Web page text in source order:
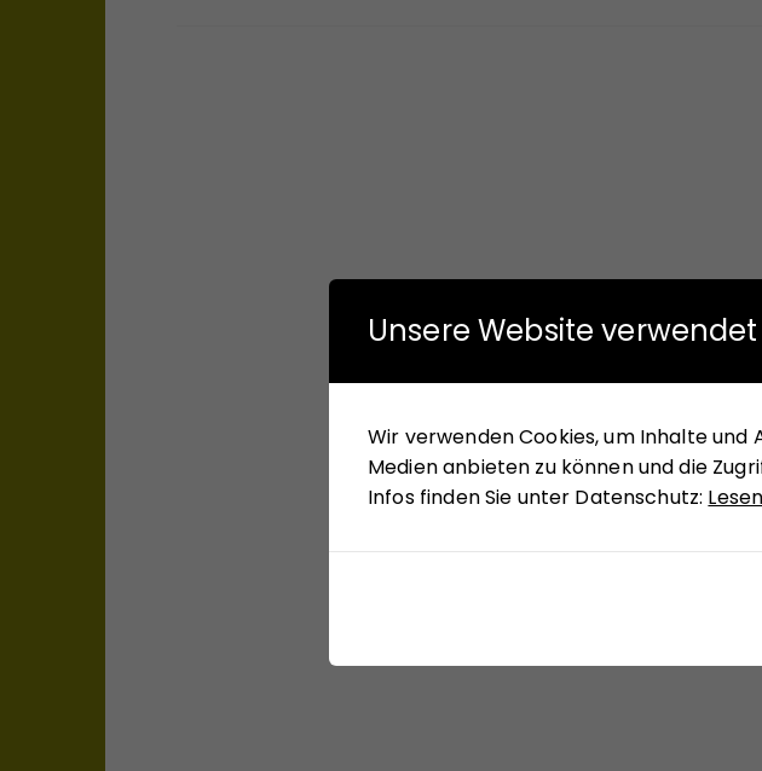
Unsere Website
Wir verwenden Cookies, um Inhalte und
Medien anbieten zu können und die
Infos finden Sie unter Datenschutz: